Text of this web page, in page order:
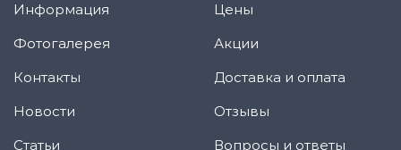
Информация
Фотогалерея
Контакты
Новости
Статьи
Цены
Акции
Доставка и оплата
Отзывы
Вопросы и ответы